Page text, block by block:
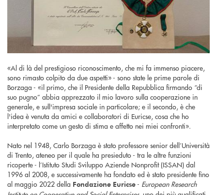
«Al di là del prestigioso riconoscimento, che mi fa immenso piacere,
sono rimasto colpito da due aspetti» - sono state le prime parole di
Borzaga - «il primo, che il Presidente della Repubblica firmando “di
suo pugno” abbia apprezzato il mio lavoro sulla cooperazione in
generale, e sull'impresa sociale in particolare; e il secondo, è che
l'idea è venuta da amici e collaboratori di Euricse, cosa che ho
interpretato come un gesto di stima e affetto nei miei confronti».
Nato nel 1948, Carlo Borzaga è stato professore senior dell’Università
di Trento, ateneo per il quale ha presieduto - tra le altre funzioni
ricoperte - l’Istituto Studi Sviluppo Aziende Nonprofit (ISSAN) dal
1996 al 2008, e successivamente ha fondato ed è stato presidente fino
al maggio 2022 della Fondazione Euricse- European Research